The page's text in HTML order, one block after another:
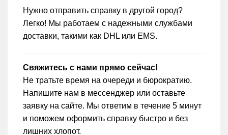
Нужно отправить справку в другой город?
Легко! Мы работаем с надежными службами
доставки, такими как DHL или EMS.
Свяжитесь с нами прямо сейчас!
Не тратьте время на очереди и бюрократию.
Напишите нам в мессенджер или оставьте
заявку на сайте. Мы ответим в течение 5 минут
и поможем оформить справку быстро и без
лишних хлопот.